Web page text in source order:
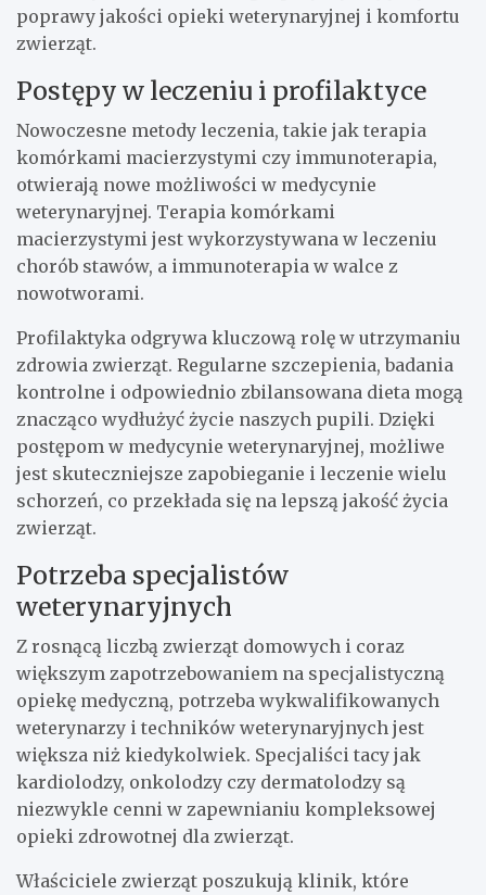
poprawy jakości opieki weterynaryjnej i komfortu
zwierząt.
Postępy w leczeniu i profilaktyce
Nowoczesne metody leczenia, takie jak terapia
komórkami macierzystymi czy immunoterapia,
otwierają nowe możliwości w medycynie
weterynaryjnej. Terapia komórkami
macierzystymi jest wykorzystywana w leczeniu
chorób stawów, a immunoterapia w walce z
nowotworami.
Profilaktyka odgrywa kluczową rolę w utrzymaniu
zdrowia zwierząt. Regularne szczepienia, badania
kontrolne i odpowiednio zbilansowana dieta mogą
znacząco wydłużyć życie naszych pupili. Dzięki
postępom w medycynie weterynaryjnej, możliwe
jest skuteczniejsze zapobieganie i leczenie wielu
schorzeń, co przekłada się na lepszą jakość życia
zwierząt.
Potrzeba specjalistów
weterynaryjnych
Z rosnącą liczbą zwierząt domowych i coraz
większym zapotrzebowaniem na specjalistyczną
opiekę medyczną, potrzeba wykwalifikowanych
weterynarzy i techników weterynaryjnych jest
większa niż kiedykolwiek. Specjaliści tacy jak
kardiolodzy, onkolodzy czy dermatolodzy są
niezwykle cenni w zapewnianiu kompleksowej
opieki zdrowotnej dla zwierząt.
Właściciele zwierząt poszukują klinik, które